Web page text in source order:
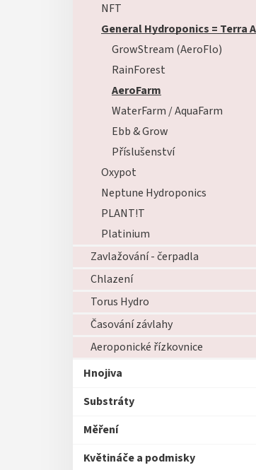
NFT
GrowStream (AeroFlo)
RainForest
AeroFarm
WaterFarm / AquaFarm
Ebb & Grow
Příslušenství
Oxypot
Neptune Hydroponics
PLANT!T
Platinium
Zavlažování - čerpadla
Chlazení
Torus Hydro
Časování závlahy
Aeroponické řízkovnice
Hnojiva
Substráty
Měření
Květináče a podmisky